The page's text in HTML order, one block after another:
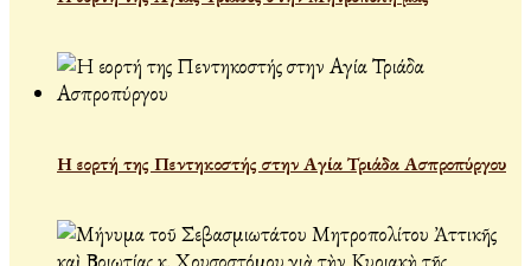
Η εορτή της Πεντηκοστής στην Αγία Τριάδα Ασπροπύργου